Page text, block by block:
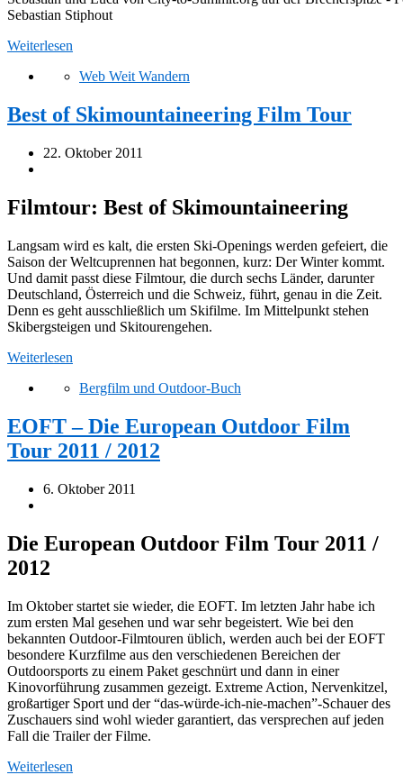
Sebastian Stiphout
Weiterlesen
Web Weit Wandern
Best of Skimountaineering Film Tour
22. Oktober 2011
Filmtour: Best of Skimountaineering
Langsam wird es kalt, die ersten Ski-Openings werden gefeiert, die
Saison der Weltcuprennen hat begonnen, kurz: Der Winter kommt.
Und damit passt diese Filmtour, die durch sechs Länder, darunter
Deutschland, Österreich und die Schweiz, führt, genau in die Zeit.
Denn es geht ausschließlich um Skifilme. Im Mittelpunkt stehen
Skibergsteigen und Skitourengehen.
Weiterlesen
Bergfilm und Outdoor-Buch
EOFT – Die European Outdoor Film
Tour 2011 / 2012
6. Oktober 2011
Die European Outdoor Film Tour 2011 /
2012
Im Oktober startet sie wieder, die EOFT. Im letzten Jahr habe ich
zum ersten Mal gesehen und war sehr begeistert. Wie bei den
bekannten Outdoor-Filmtouren üblich, werden auch bei der EOFT
besondere Kurzfilme aus den verschiedenen Bereichen der
Outdoorsports zu einem Paket geschnürt und dann in einer
Kinovorführung zusammen gezeigt. Extreme Action, Nervenkitzel,
großartiger Sport und der “das-würde-ich-nie-machen”-Schauer des
Zuschauers sind wohl wieder garantiert, das versprechen auf jeden
Fall die Trailer der Filme.
Weiterlesen